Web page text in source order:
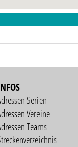
Serien
Vereine
Teams